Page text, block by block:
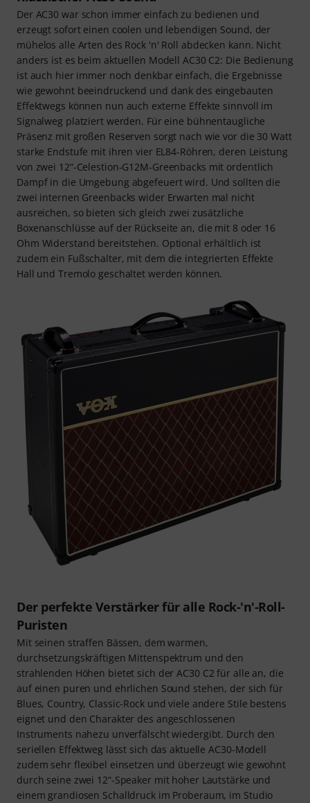
Der AC30 war schon immer einfach zu bedienen und
erzeugt sofort einen coolen und lebendigen Sound, der
mühelos alle Arten des Rock 'n' Roll abdecken kann. Nicht
anders ist es beim aktuellen Modell AC30 C2: Die Bedienung
ist auch hier immer noch denkbar einfach, die Ergebnisse
wie gewohnt beeindruckend und dank des eingebauten
Effektwegs können nun auch externe Effekte sinnvoll im
Signalweg platziert werden. Für eine bühnentaugliche
Präsenz mit großen Reserven sorgt nach wie vor die 30 Watt
starke Endstufe mit ihren vier EL84-Röhren, deren Leistung
von zwei 12“-Celestion-G12M-Greenbacks mit ordentlich
Dampf in die Umgebung abgefeuert wird. Und sollten die
zwei internen Greenbacks wider Erwarten mal nicht
ausreichen, so bieten sich gleich zwei zusätzliche
Boxenanschlüsse auf der Rückseite an, die mit 8 oder 16
Ohm Widerstand bereitstehen. Optional erhältlich ist
zudem ein Fußschalter, mit dem die integrierten Effekte
Hall und Tremolo geschaltet werden können.
Der perfekte Verstärker für alle Rock-'n'-Roll-
Puristen
Mit seinen straffen Bässen, dem warmen,
durchsetzungskräftigen Mittenspektrum und den
strahlenden Höhen bietet sich der AC30 C2 für alle an, die
auf einen puren und ehrlichen Sound stehen, der sich für
Blues, Country, Classic-Rock und viele andere Stile bestens
eignet und den Charakter des angeschlossenen
Instruments nahezu unverfälscht wiedergibt. Durch den
seriellen Effektweg lässt sich das aktuelle AC30-Modell
zudem sehr flexibel einsetzen und überzeugt wie gewohnt
durch seine zwei 12“-Speaker mit hoher Lautstärke und
einem grandiosen Schalldruck im Proberaum, im Studio